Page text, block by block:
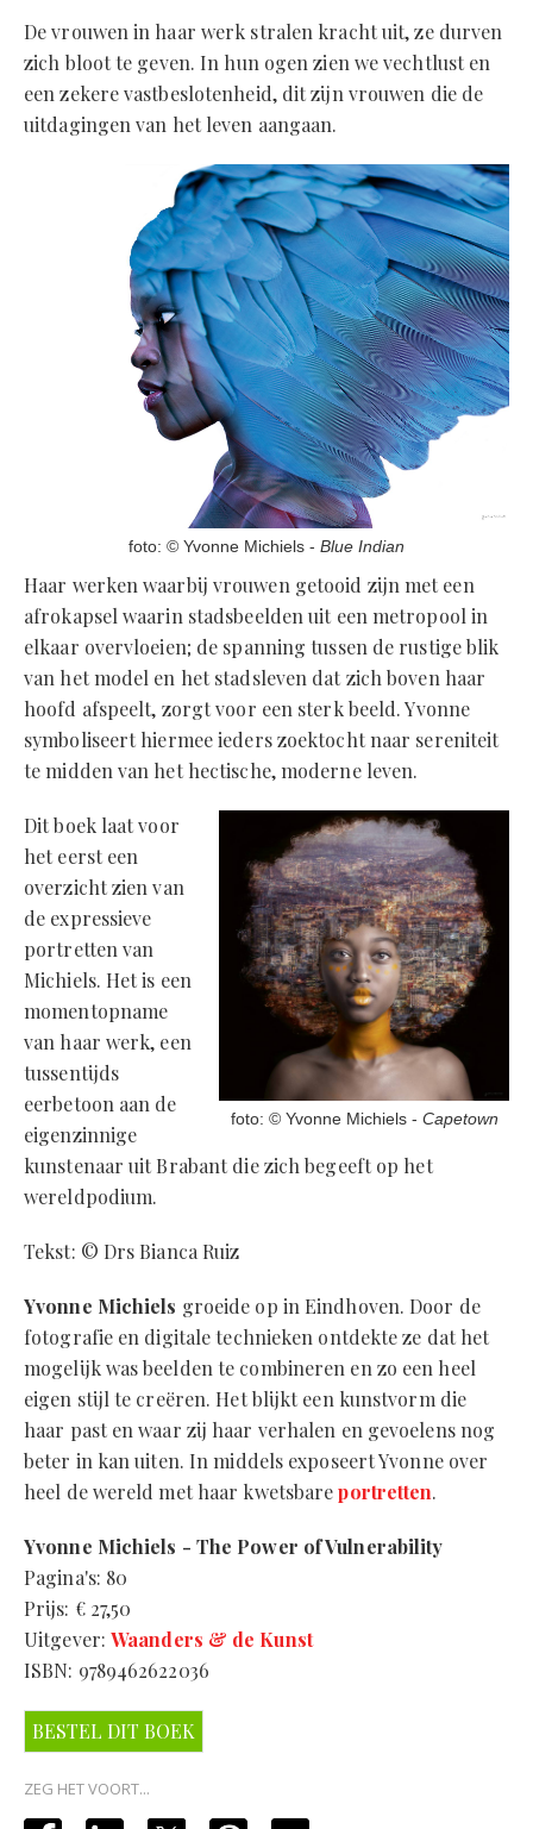
De vrouwen in haar werk stralen kracht uit, ze durven
zich bloot te geven. In hun ogen zien we vechtlust en
een zekere vastbeslotenheid, dit zijn vrouwen die de
uitdagingen van het leven aangaan.
foto: © Yvonne Michiels - Blue Indian
Haar werken waarbij vrouwen getooid zijn met een
afrokapsel waarin stadsbeelden uit een metropool in
elkaar overvloeien; de spanning tussen de rustige blik
van het model en het stadsleven dat zich boven haar
hoofd afspeelt, zorgt voor een sterk beeld. Yvonne
symboliseert hiermee ieders zoektocht naar sereniteit
te midden van het hectische, moderne leven.
foto: © Yvonne Michiels - Capetown
Dit boek laat voor
het eerst een
overzicht zien van
de expressieve
portretten van
Michiels. Het is een
momentopname
van haar werk, een
tussentijds
eerbetoon aan de
eigenzinnige
kunstenaar uit Brabant die zich begeeft op het
wereldpodium.
Tekst: © Drs Bianca Ruiz
Yvonne Michiels groeide op in Eindhoven. Door de
fotografie en digitale technieken ontdekte ze dat het
mogelijk was beelden te combineren en zo een heel
eigen stijl te creëren. Het blijkt een kunstvorm die
haar past en waar zij haar verhalen en gevoelens nog
beter in kan uiten. In middels exposeert Yvonne over
heel de wereld met haar kwetsbareportretten.
Yvonne Michiels - The Power of Vulnerability
Pagina's: 80
Prijs: € 27,50
Uitgever: Waanders & de Kunst
ISBN: 9789462622036
BESTEL DIT BOEK
ZEG HET VOORT...